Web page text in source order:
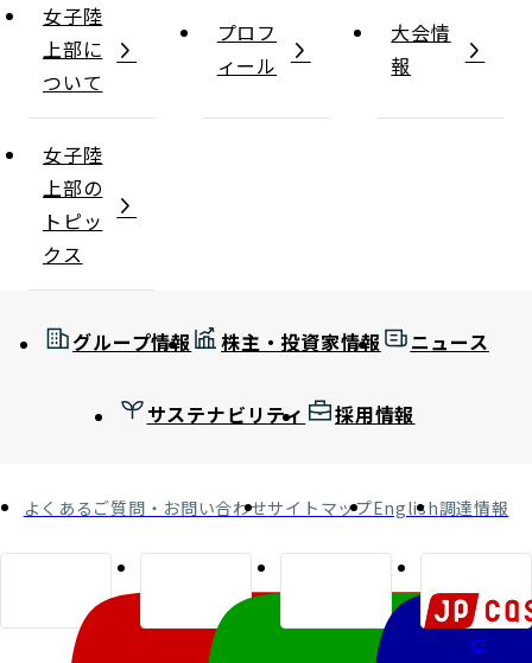
女子陸
上部に
ついて
プロフ
ィール
大会情
報
女子陸
上部の
トピッ
クス
グループ情報 株主・投資家情報 ニュース
サステナビリティ 採用情報
よくあるご質問・お問い合わせサイトマップEnglish調達情報